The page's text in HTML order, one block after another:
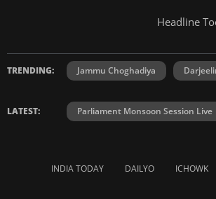
Headline
TRENDING: Jammu Choghadiya
LATEST: Parliament Monsoon Session Live
INDIA TODAY DAILYO ICHOWK